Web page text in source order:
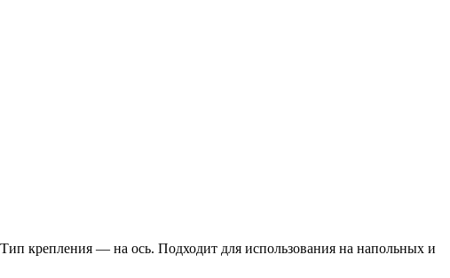
крепления — на ось. Подходит для использования на напольных и